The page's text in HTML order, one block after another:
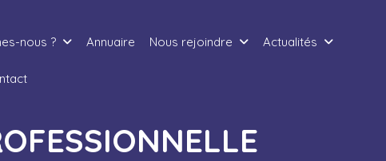
nous ? Annuaire Nous rejoindre Actualités